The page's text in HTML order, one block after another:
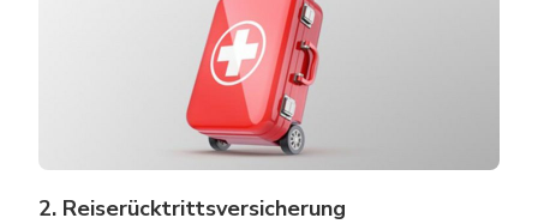
2. Reiserücktrittsversicherung